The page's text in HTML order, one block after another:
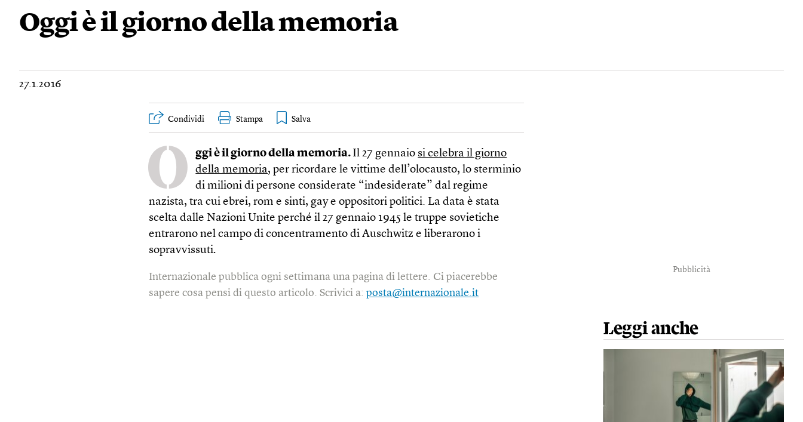
Oggi è il giorno della memoria
27.1.2016
Condividi Stampa
O ggi è il giorno della memoria. Il 27 gennaio si celebra il giorno
della memoria, per ricordare le vittime dell’olocausto, lo sterminio
di milioni di persone considerate “indesiderate” dal regime
nazista, tra cui ebrei, rom e sinti, gay e oppositori politici. La data è stata
scelta dalle Nazioni Unite perché il 27 gennaio 1945 le truppe sovietiche
entrarono nel campo di concentramento di Auschwitz e liberarono i
sopravvissuti.
Internazionale pubblica ogni settimana una pagina di lettere. Ci piacerebbe
sapere cosa pensi di questo articolo. Scrivici a:posta@internazionale.it
Pubblicità
Leggi anche